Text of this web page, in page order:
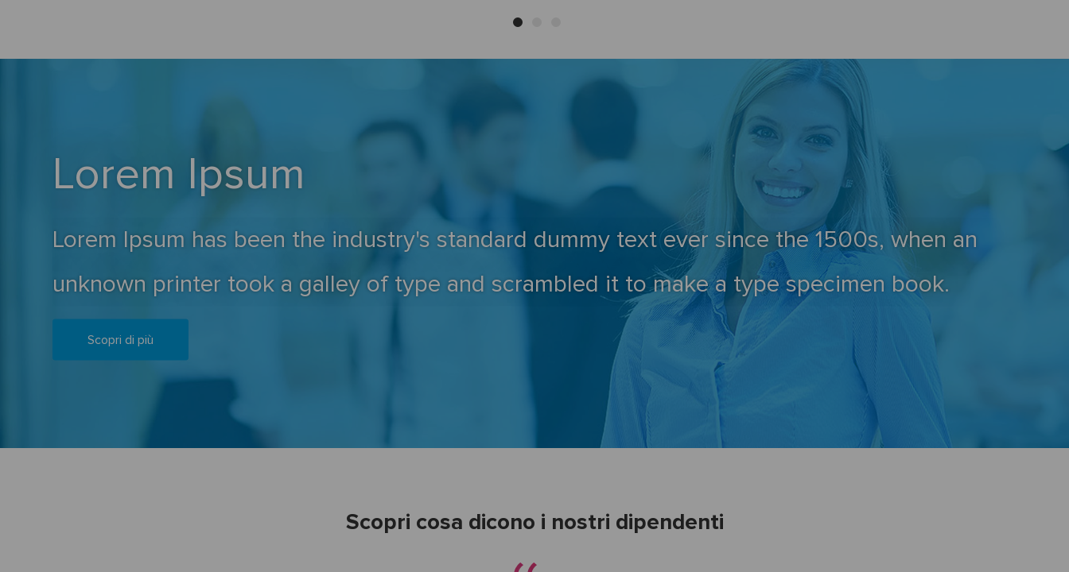
Lorem Ipsum
Lorem Ipsum has been the industry's standard dummy text ever since the 1500s, when an
unknown printer took a galley of type and scrambled it to make a type specimen book.
Scopri di più
Scopri cosa dicono i nostri dipendenti